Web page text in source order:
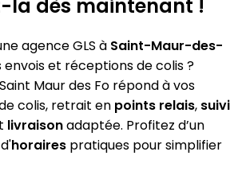
la dès maintenant !
agence GLS à Saint-Maur-des-
envois et réceptions de colis ?
Maur des Fo répond à vos
colis, retrait en points relais, suivi
livraisonadaptée. Profitez d’un
horaires pratiques pour simplifier